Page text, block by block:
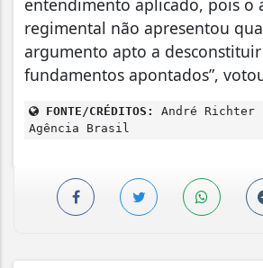
regimental não apresentou
argumento apto a
fundamentos apontados”,
FONTE/CRÉDITOS:
André
Agência Brasil